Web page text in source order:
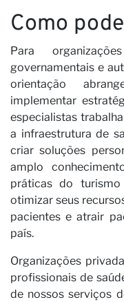
Como
Para
governamentais e
orientação
implementar
especialistas
a infraestrutura de
criar soluções
amplo
práticas do
otimizar seus
pacientes e atrair
país.
Organizações
profissionais de
de nossos serviços